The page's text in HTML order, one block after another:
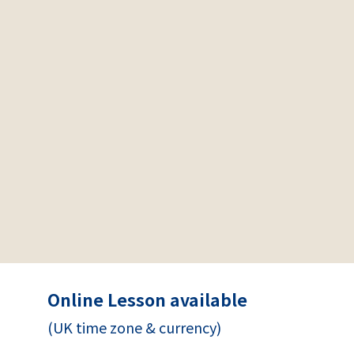
Online Lesson available
(UK time zone & currency)